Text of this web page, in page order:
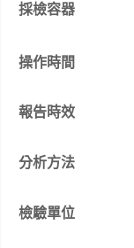
採檢容器
操作時間
報告時效
分析方法
檢驗單位